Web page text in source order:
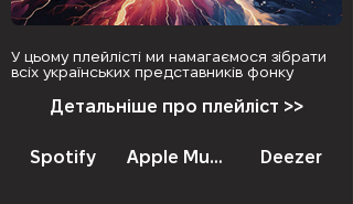
У цьому плейлісті ми намагаємося зібрати
всіх українських представників фонку
Детальніше про плейліст >>
Spotify Apple Music Deezer